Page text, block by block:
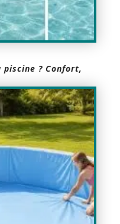
? Confort,